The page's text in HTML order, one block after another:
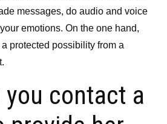
messages, do audio and voice
emotions. On the one hand,
protected possibility from a
you contact a